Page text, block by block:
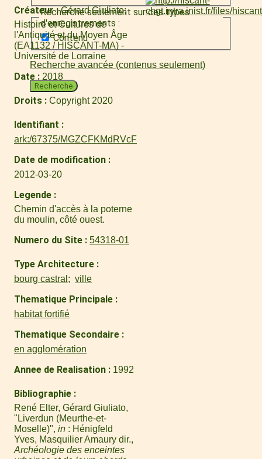
Recherche seulement sur ces types
d'enregistrements :
Contenu
Recherche avancée (contenus seulement)
Recherche
Créateur
Gérard Giuliato
Histoire et Cultures de
l'Antiquité et du Moyen Âge
(EA1132 / HISCANT-MA) -
Université de Lorraine
Date 2018
Droits Copyright 2020
Identifiant
ark:/67375/MGZCFKMdRVcF
Date de modification
2012-03-20
Legende
Chemin d'accès à la poterne
du moulin, côté ouest.
Numero du Site 54318-01
Type Architecture
bourg castral ville
Thematique Principale
habitat fortifié
Thematique Secondaire
en agglomération
Annee de Realisation 1992
Bibliographie
René Elter, Gérard Giuliato,
"Liverdun (Meurthe-et-
Moselle)", in : Hénigfeld
Yves, Masquilier Amaury dir.,
Archéologie des enceintes